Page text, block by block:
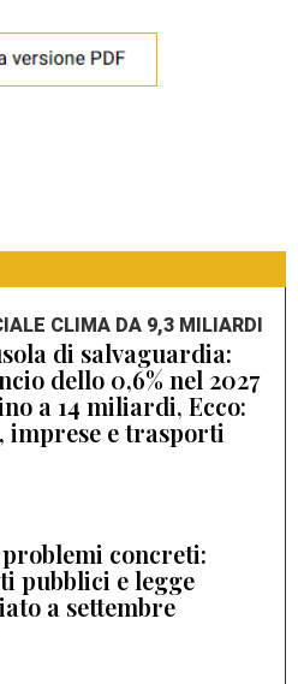
CLIMA DA 9,3 MILIARDI
di salvaguardia:
dello 0,6% nel 2027
a 14 miliardi, Ecco:
e trasporti
concreti:
pubblici e legge
a settembre